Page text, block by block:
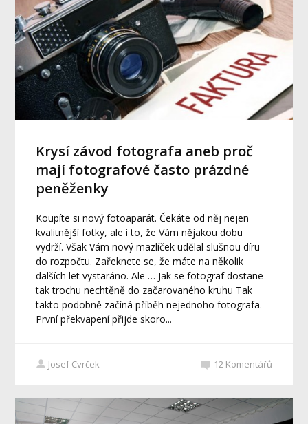
Krysí závod fotografa aneb proč
mají fotografové často prázdné
peněženky
Koupíte si nový fotoaparát. Čekáte od něj nejen
kvalitnější fotky, ale i to, že Vám nějakou dobu
vydrží. Však Vám nový mazlíček udělal slušnou díru
do rozpočtu. Zařeknete se, že máte na několik
dalších let vystaráno. Ale … Jak se fotograf dostane
tak trochu nechtěně do začarovaného kruhu Tak
takto podobně začíná příběh nejednoho fotografa.
První překvapení přijde skoro...
Josef Cvrček 12 Komentářů